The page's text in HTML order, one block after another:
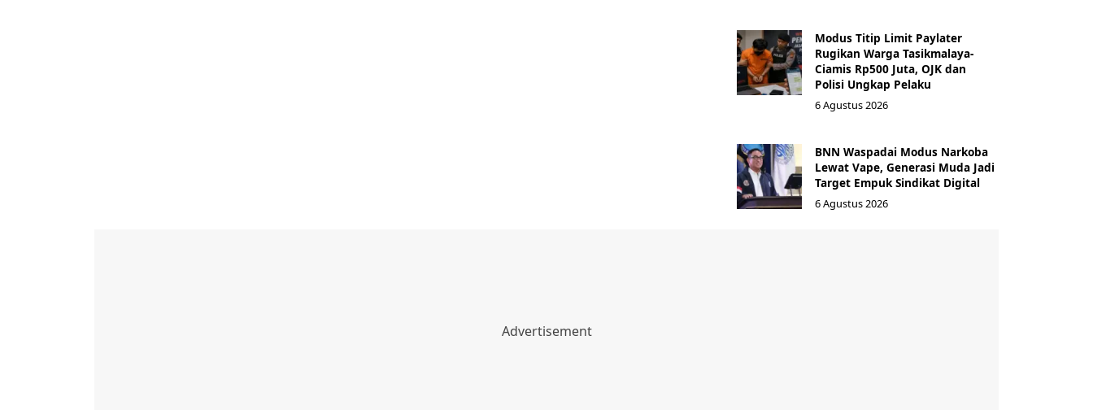
Modus Titip Limit Paylater
Rugikan Warga Tasikmalaya-
Ciamis Rp500 Juta, OJK dan
Polisi Ungkap Pelaku
6 Agustus 2026
BNN Waspadai Modus Narkoba
Lewat Vape, Generasi Muda Jadi
Target Empuk Sindikat Digital
6 Agustus 2026